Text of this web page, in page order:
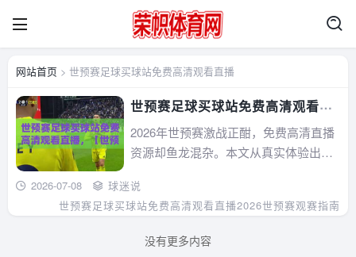
网站首页 > 世预赛足球买球站免费高清观看直播
世预赛足球买球站免费高清观看直
播，【世预赛】2026最新观赛攻略
与避坑指南
2026年世预赛激战正酣，免费高清直播
资源却鱼龙混杂。本文从真实体验出
看直播”的套路与真相，分享靠谱的观赛
渠道、常见陷阱及避坑指南。无论你是
攻略都能让你少走弯路，纯粹享受足
2026-07-08
球迷说
世预赛足球买球站免费高清观看直播2026世预赛观赛指南
没有更多内容